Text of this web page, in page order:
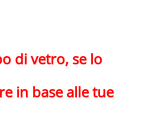
di vetro, se lo
in base alle tue